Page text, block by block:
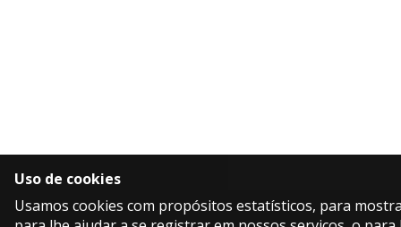
Uso de cookies
Usamos cookies com propósitos estatísticos, para